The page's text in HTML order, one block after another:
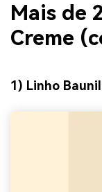
Mais de
Creme
1) Linho